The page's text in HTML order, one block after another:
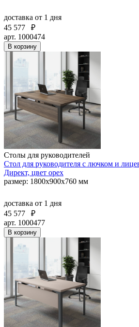
доставка от 1 дня
45 577
₽
арт. 1000474
В корзину
Столы для руководителей
Стол для руководителя с лючком и
Директ, цвет орех
размер: 1800х900х760 мм
доставка от 1 дня
45 577
₽
арт. 1000477
В корзину